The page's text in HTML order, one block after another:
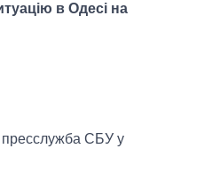
в Одесі на
СБУ у